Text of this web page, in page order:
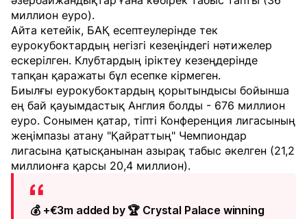
миллион еуро).
Айта кетейік, БАҚ есептеулерінде тек
еурокубоктардың негізгі кезеңіндегі нәтижелер
ескерілген. Клубтардың іріктеу кезеңдерінде
тапқан қаражаты бұл есепке кірмеген.
Биылғы еурокубоктардың қорытындысы бойынша
ең бай қауымдастық Англия болды - 676 миллион
еуро. Сонымен қатар, тіпті Конференция лигасының
жеңімпазы атану "Қайраттың" Чемпиондар
лигасына қатысқанынан азырақ табыс әкелген (21,2
миллионға қарсы 20,4 миллион).
💰 +€3m added by 🏆 Crystal Palace winning